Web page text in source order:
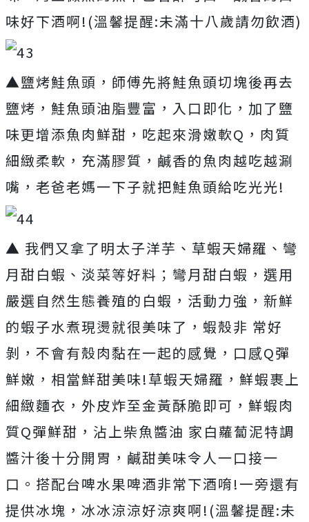
味好下酒啊!(溫馨提醒:未滿十八歲請勿飲酒)
▲鹽烤鮭魚頭，師傅先將鮭魚頭切塊後再去
鹽烤，鮭魚頭油脂豐富，入口即化，加了鹽
味更增添魚肉鮮甜，吃起來滑嫩軟Q，肉質
細緻柔軟，充滿膠質，鹹香的魚肉越吃越涮
嘴，老爸老媽一下子就把鮭魚頭給吃光光!
▲ 我們又拿了明太子洋芋、草蝦天婦羅、彎
月甜白蝦、淡菜等好料；彎月甜白蝦，選用
嚴選自然生態養殖的白蝦，活動力強，新鮮
的蝦子水煮現燙就很美味了，蝦殼非 常好
剝，不會有殼肉黏在一起的感覺，口感Q彈
鮮嫩，相當鮮甜美味!草蝦天婦羅，鮮蝦裹上
細緻麵衣，外皮炸至金黃酥脆即可，鮮蝦肉
質Q彈鮮甜，沾上柴魚醬油 家白蘿蔔泥特調
醬汁後十分開胃，鹹甜美味令人一口接一
口。搭配台啤水果啤酒非常下酒唷!一旁還有
提供冰塊，冰冰涼涼好涼爽啊!(溫馨提醒:未